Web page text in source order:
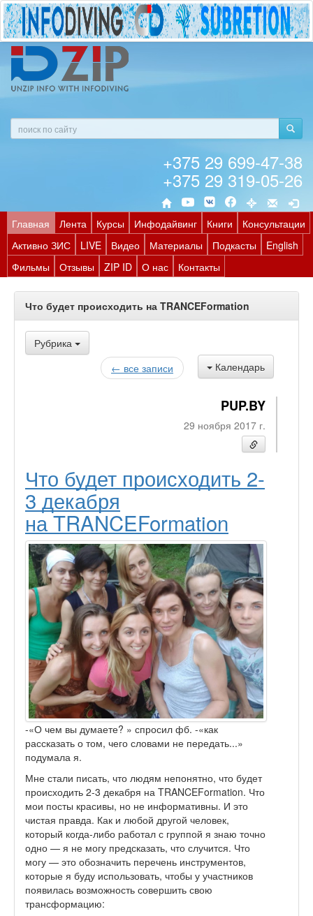
+375 29 699-47-38
+375 29 319-05-26
Главная Лента Курсы Инфодайвинг Книги
Консультации
Активно ЗИС
LIVE Видео Материалы Подкасты
English
Фильмы
Отзывы ZIP ID О нас Контакты
Что будет происходить на TRANCEFormation
Рубрика
Календарь
← все записи
PUP.BY
29 ноября 2017 г.
Что будет происходить 2-
3 декабря
на TRANCEFormation
-«О чем вы думаете? » спросил фб. -«как
рассказать о том, чего словами не передать...»
подумала я.
Мне стали писать, что людям непонятно, что будет
происходить 2-3 декабря на TRANCEFormation. Что
мои посты красивы, но не информативны. И это
чистая правда. Как и любой другой человек,
который когда-либо работал с группой я знаю точно
одно — я не могу предсказать, что случится. Что
могу — это обозначить перечень инструментов,
которые я буду использовать, чтобы у участников
появилась возможность совершить свою
трансформацию: